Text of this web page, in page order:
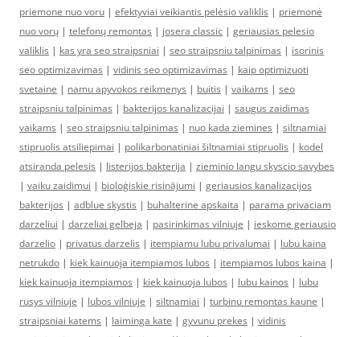
priemone nuo voru | efektyviai veikiantis pelėsio valiklis | priemonė
nuo vorų | telefonų remontas | josera classic | geriausias pelesio
valiklis | kas yra seo straipsniai | seo straipsniu talpinimas | isorinis
seo optimizavimas | vidinis seo optimizavimas | kaip optimizuoti
svetaine | namu apyvokos reikmenys | buitis | vaikams | seo
straipsniu talpinimas | bakterijos kanalizacijai | saugus zaidimas
vaikams | seo straipsniu talpinimas | nuo kada ziemines | siltnamiai
stipruolis atsiliepimai | polikarbonatiniai šiltnamiai stipruolis | kodel
atsiranda pelesis | listerijos bakterija | zieminio langu skyscio savybes
| vaiku zaidimui | bioloģiskie risinājumi | geriausios kanalizacijos
bakterijos | adblue skystis | buhalterine apskaita | parama privaciam
darzeliui | darzeliai gelbeja | pasirinkimas vilniuje | ieskome geriausio
darzelio | privatus darzelis | itempiamu lubu privalumai | lubu kaina
netrukdo | kiek kainuoja itempiamos lubos | itempiamos lubos kaina |
kiek kainuoja itempiamos | kiek kainuoja lubos | lubu kainos | lubu
rusys vilniuje | lubos vilniuje | siltnamiai | turbinu remontas kaune |
straipsniai katems | laiminga kate | gyvunu prekes | vidinis